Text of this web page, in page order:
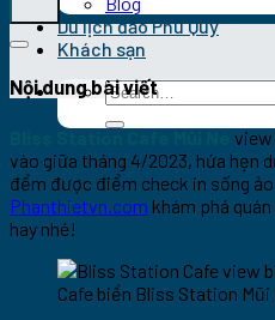
Du lịch đảo Phú Quý
Khách sạn
Nội dung bài viết
vào giữa tháng 4/2023, hứa hẹn
đểm được điểm check in sống
Phanthietvn.com khám phá
hay nhé!
Cafe biển Bliss Station Mũi